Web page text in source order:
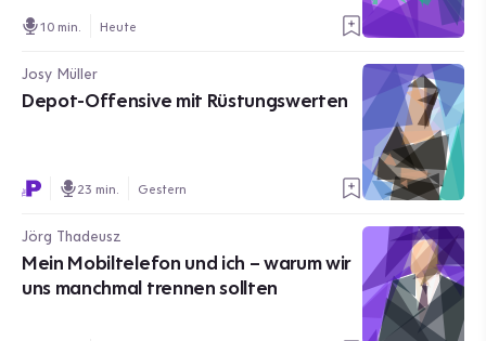
10 min. Heute
Josy Müller
Depot-Offensive mit Rüstungswerten
23 min. Gestern
Jörg Thadeusz
Mein Mobiltelefon und ich – warum wir
uns manchmal trennen sollten